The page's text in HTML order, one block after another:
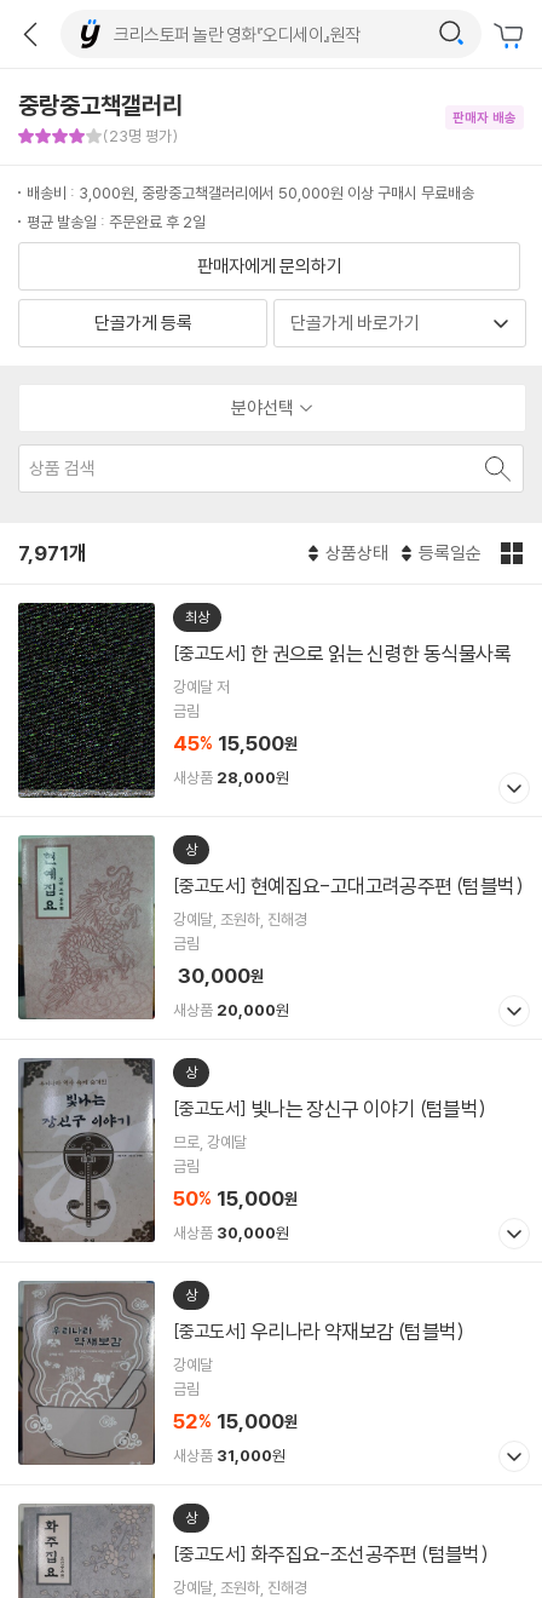
중랑중고책갤러리
(23명 평가)
판매자 배송
배송비 : 3,000원, 중랑중고책갤러리에서 50,000원 이상 구매시 무료배송
평균 발송일 : 주문완료 후 2일
판매자에게 문의하기
단골가게 등록
분야선택
7,971개 상품상태 등록일순
최상
[중고도서] 한 권으로 읽는 신령한 동식물사록
강예달 저
금림
45% 15,500원
새상품 28,000원
상
[중고도서] 현예집요-고대고려공주편 (텀블벅)
강예달, 조원하, 진해경
금림
30,000원
새상품 20,000원
상
[중고도서] 빛나는 장신구 이야기 (텀블벅)
므로, 강예달
금림
50% 15,000원
새상품 30,000원
상
[중고도서] 우리나라 약재보감 (텀블벅)
강예달
금림
52% 15,000원
새상품 31,000원
상
[중고도서] 화주집요-조선공주편 (텀블벅)
강예달, 조원하, 진해경